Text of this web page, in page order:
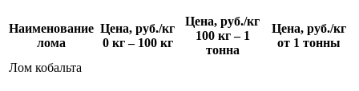
Наименование
лома
Цена, руб./кг
0 кг – 100 кг
Цена, руб./кг
100 кг – 1
тонна
Цена, руб./кг
от 1 тонны
Лом кобальта